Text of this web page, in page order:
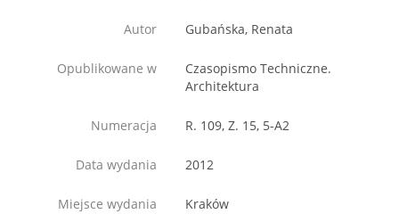
Autor Gubańska, Renata
Opublikowane w
Czasopismo Techniczne.
Architektura
Numeracja R. 109, Z. 15, 5-A2
Data wydania 2012
Miejsce wydania Kraków